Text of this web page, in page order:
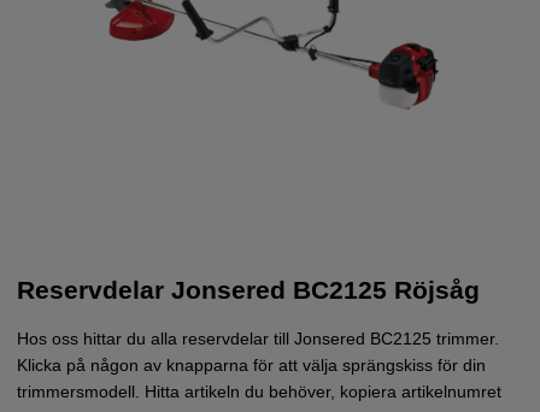
Reservdelar Jonsered BC2125 Röjsåg
Hos oss hittar du alla reservdelar till Jonsered BC2125 trimmer.
Klicka på någon av knapparna för att välja sprängskiss för din
trimmersmodell. Hitta artikeln du behöver, kopiera artikelnumret